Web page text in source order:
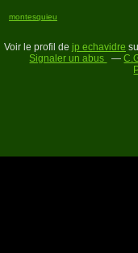
montesquieu
Voir le profil de jp echavidre
Signaler un abus